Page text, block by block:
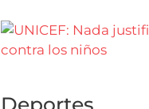
Deportes